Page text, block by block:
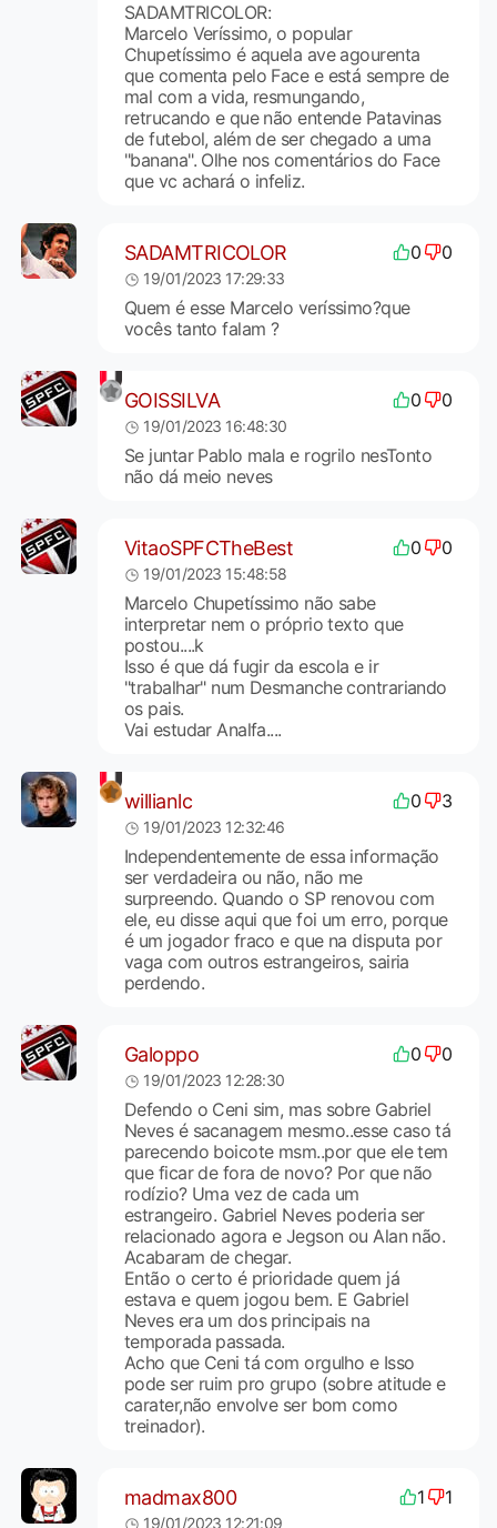
SADAMTRICOLOR:
Marcelo Veríssimo, o popular
Chupetíssimo é aquela ave agourenta
que comenta pelo Face e está sempre de
mal com a vida, resmungando,
retrucando e que não entende Patavinas
de futebol, além de ser chegado a uma
"banana". Olhe nos comentários do Face
que vc achará o infeliz.
SADAMTRICOLOR 0 0
19/01/2023 17:29:33
Quem é esse Marcelo veríssimo?que
vocês tanto falam ?
GOISSILVA 0 0
19/01/2023 16:48:30
Se juntar Pablo mala e rogrilo nesTonto
não dá meio neves
VitaoSPFCTheBest 0 0
19/01/2023 15:48:58
Marcelo Chupetíssimo não sabe
interpretar nem o próprio texto que
postou....k
Isso é que dá fugir da escola e ir
"trabalhar" num Desmanche contrariando
os pais.
Vai estudar Analfa....
willianlc 0 3
19/01/2023 12:32:46
Independentemente de essa informação
ser verdadeira ou não, não me
surpreendo. Quando o SP renovou com
ele, eu disse aqui que foi um erro, porque
é um jogador fraco e que na disputa por
vaga com outros estrangeiros, sairia
perdendo.
Galoppo 0 0
19/01/2023 12:28:30
Defendo o Ceni sim, mas sobre Gabriel
Neves é sacanagem mesmo..esse caso tá
parecendo boicote msm..por que ele tem
que ficar de fora de novo? Por que não
rodízio? Uma vez de cada um
estrangeiro. Gabriel Neves poderia ser
relacionado agora e Jegson ou Alan não.
Acabaram de chegar.
Então o certo é prioridade quem já
estava e quem jogou bem. E Gabriel
Neves era um dos principais na
temporada passada.
Acho que Ceni tá com orgulho e Isso
pode ser ruim pro grupo (sobre atitude e
carater,não envolve ser bom como
treinador).
madmax800 1 1
19/01/2023 12:21:09